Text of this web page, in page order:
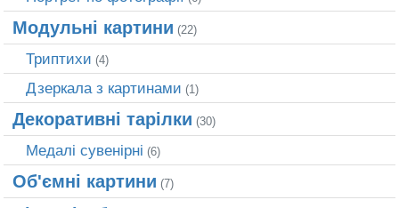
Модульні картини (22)
Триптихи (4)
Дзеркала з картинами (1)
Декоративні тарілки (30)
Медалі сувенірні (6)
Об'ємні картини (7)